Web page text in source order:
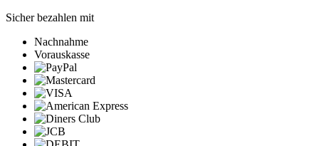
Sicher bezahlen mit
Nachnahme
Vorauskasse